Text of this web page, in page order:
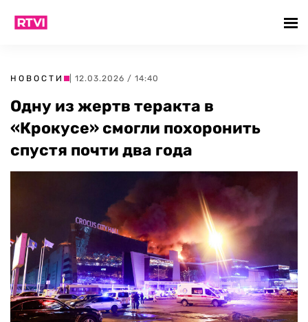
НОВОСТИ | 12.03.2026 / 14:40
Одну из жертв теракта в
«Крокусе» смогли похоронить
спустя почти два года